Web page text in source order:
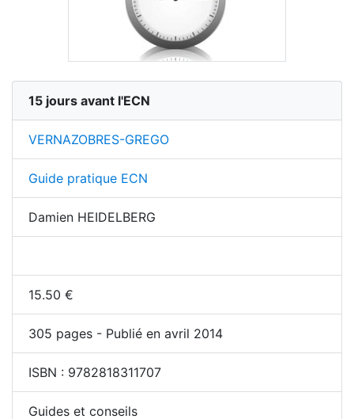
15 jours avant l'ECN
VERNAZOBRES-GREGO
Guide pratique ECN
Damien HEIDELBERG
15.50 €
305 pages - Publié en avril 2014
ISBN : 9782818311707
Guides et conseils